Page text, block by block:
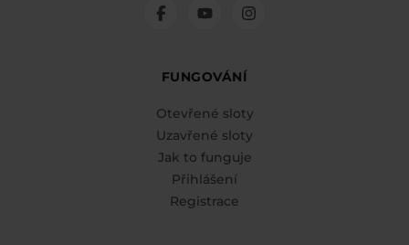
FUNGOVÁNÍ
Otevřené sloty
Uzavřené sloty
Jak to funguje
Přihlášení
Registrace